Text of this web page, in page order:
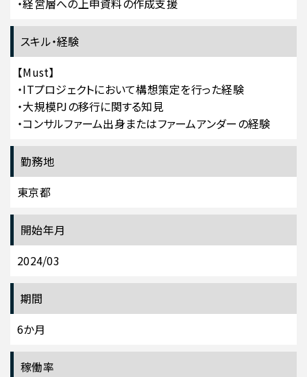
・経営層への上申資料の作成支援
スキル・経験
【Must】
・ITプロジェクトにおいて構想策定を行った経験
・大規模PJの移行に関する知見
・コンサルファーム出身またはファームアンダーの経験
勤務地
東京都
開始年月
2024/03
期間
6か月
稼働率